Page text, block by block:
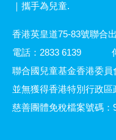
｜攜手為兒童.
香港英皇道75-83號聯合
電話：2833 6139
聯合國兒童基金香港委
並無獲得香港特別行政區
慈善團體免稅檔案號碼：